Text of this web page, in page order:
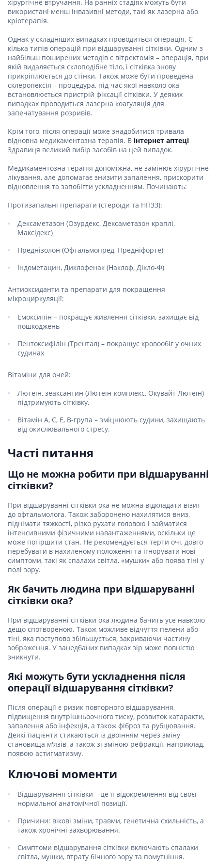
хірургічне втручання. На ранніх стадіях можуть бути
використані менш інвазивні методи, такі як лазерна або
кріотерапія.
Однак у складніших випадках проводиться операція. Є
кілька типів операцій при відшаруванні сітківки. Одним з
найбільш поширених методів є вітректомія – операція, при
якій видаляється склоподібне тіло, і сітківка знову
прикріплюється до стінки. Також може бути проведена
склеропексія – процедура, під час якої навколо ока
встановлюється пристрій фіксації сітківки. У деяких
випадках проводиться лазерна коагуляція для
запечатування розривів.
Крім того, після операції може знадобитися тривала
відновна медикаментозна терапія. В інтернет аптеці
Здравиця великий вибір засобів на цей випадок.
Медикаментозна терапія допоміжна, не замінює хірургічне
лікування, але допомагає знизити запалення, прискорити
відновлення та запобігти ускладненням. Починають:
Протизапальні препарати (стероїди та НПЗЗ):
Дексаметазон (Озурдекс, Дексаметазон краплі,
Максідекс)
Преднізолон (Офтальмопред, Предніфорте)
Індометацин, Диклофенак (Наклоф, Дікло-Ф)
Антиоксиданти та препарати для покращення
мікроциркуляції:
Емоксипін – покращує живлення сітківки, захищає від
пошкоджень
Пентоксифілін (Трентал) – покращує кровообіг у очних
судинах
Вітаміни для очей:
Лютеїн, зеаксантин (Лютеїн-комплекс, Окувайт Лютеїн) –
підтримують сітківку.
Вітамін A, C, E, B-група – зміцнюють судини, захищають
від окислювального стресу.
Часті питання
Що не можна робити при відшаруванні
сітківки?
При відшаруванні сітківки ока не можна відкладати візит
до офтальмолога. Також заборонено нахилятися вниз,
піднімати тяжкості, різко рухати головою і займатися
інтенсивними фізичними навантаженнями, оскільки це
може погіршити стан. Не рекомендується терти очі, довго
перебувати в нахиленому положенні та ігнорувати нові
симптоми, такі як спалахи світла, «мушки» або поява тіні у
полі зору.
Як бачить людина при відшаруванні
сітківки ока?
При відшаруванні сітківки ока людина бачить усе навколо
дещо спотвореною. Також можливе відчуття пелени або
тіні, яка поступово збільшується, закриваючи частину
зображення. У занедбаних випадках зір може повністю
зникнути.
Які можуть бути ускладнення після
операції відшарування сітківки?
Після операції є ризик повторного відшарування,
підвищення внутрішньоочного тиску, розвиток катаракти,
запалення або інфекція, а також фіброз та рубцювання.
Деякі пацієнти стикаються із двоїнням через зміну
становища м'язів, а також зі зміною рефракції, наприклад,
появою астигматизму.
Ключові моменти
Відшарування сітківки – це її відокремлення від своєї
нормальної анатомічної позиції.
Причини: вікові зміни, травми, генетична схильність, а
також хронічні захворювання.
Симптоми відшарування сітківки включають спалахи
світла, мушки, втрату бічного зору та помутніння.